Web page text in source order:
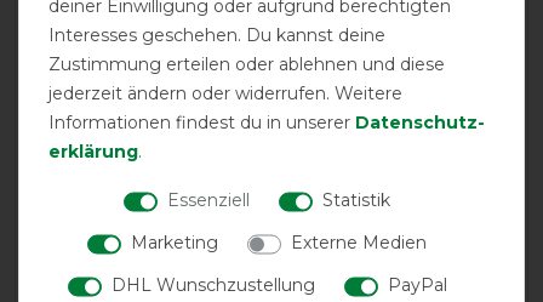
13.01.2024
Schöne Decke hält gut trocken. Sitzt sehr gut.
01.01.2024
Tolle Passform und Qualität. Die Decke hält was sie
deiner Einwilligung oder aufgrund berechtigten
Interesses geschehen. Du kannst deine
Zustimmung erteilen oder ablehnen und diese
jederzeit ändern oder widerrufen. Weitere
Informationen findest du in unserer Daten­schutz­
erklärung.
Essenziell
Statistik
Marketing
Externe Medien
DHL Wunschzustellung
PayPal